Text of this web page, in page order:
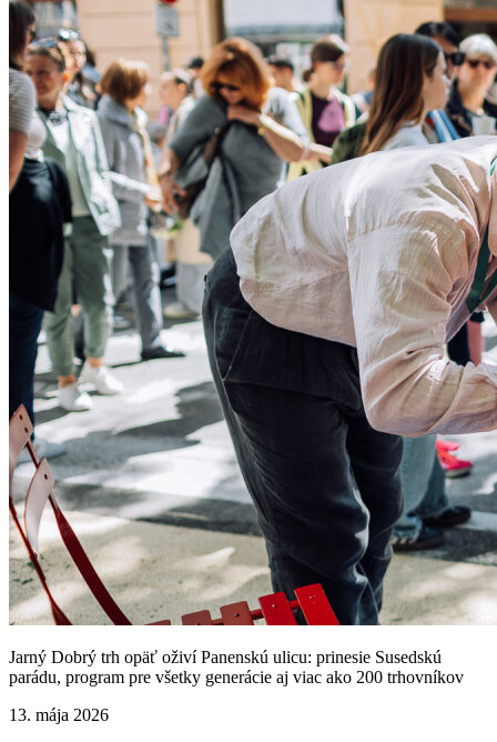
Jarný Dobrý trh opäť oživí Panenskú ulicu: prinesie Susedskú
parádu, program pre všetky generácie aj viac ako 200 trhovníkov
13. mája 2026